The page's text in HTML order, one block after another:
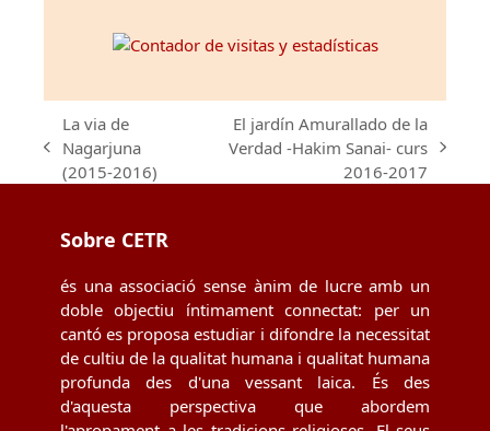
previous
post:
La via de
Nagarjuna
(2015-2016)
post:
El jardín Amurallado de la
Verdad -Hakim Sanai- curs
2016-2017
Sobre CETR
és una associació sense ànim de lucre amb un
doble objectiu íntimament connectat: per un
cantó es proposa estudiar i difondre la necessitat
de cultiu de la qualitat humana i qualitat humana
profunda des d'una vessant laica. És des
d'aquesta perspectiva que abordem